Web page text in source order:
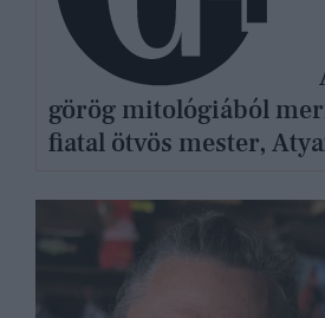
Az ókori
görög mitológiából
fiatal ötvös mester,